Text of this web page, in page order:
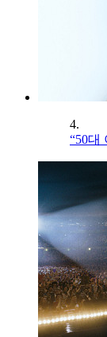
4.
“50대